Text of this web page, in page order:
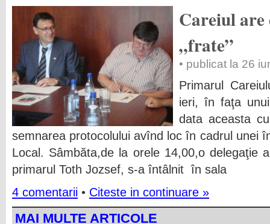
Careiul are
„frate”
• publicat la 26
Primarul
ieri, în faţa
data aceasta
semnarea protocolului avînd loc în cadrul unei
Local. Sâmbăta,de la orele 14,00,o delegaţie
primarul Toth Jozsef, s-a întâlnit în sala
4 comentarii • Citeste in continuare »
MAI MULTE ARTICOLE